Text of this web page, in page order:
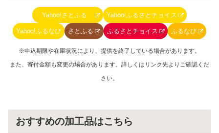
Yahoo!さとふる Yahoo!ふるさとチョイス
Yahoo!ふるなび さとふる ふるさとチョイス ふるなび
※申込期限や在庫状況により、提供を終了している場合があります。
また、寄付金額も変更の場合があります。詳しくはリンク先よりご確認くだ
さい。
おすすめの加工品はこちら